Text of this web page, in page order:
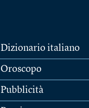
Dizionario italiano
Oroscopo
Pubblicità